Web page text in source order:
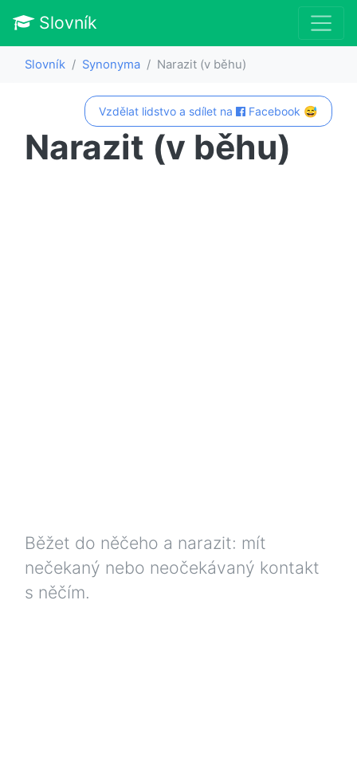
Slovník
Slovník Synonyma Narazit (v běhu)
Vzdělat lidstvo a sdílet na Facebook 😅
Narazit (v běhu)
Běžet do něčeho a narazit: mít
nečekaný nebo neočekávaný kontakt
s něčím.